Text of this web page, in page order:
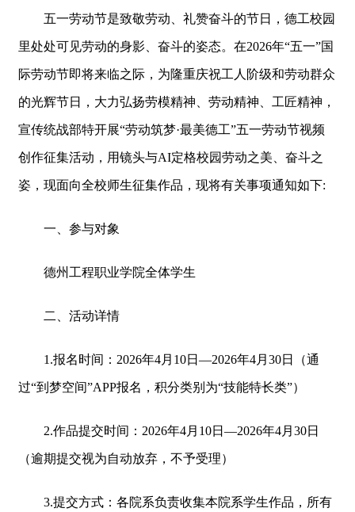
五一劳动节是致敬劳动、礼赞奋斗的节日，德工校园
里处处可见劳动的身影、奋斗的姿态。在2026年“五一”国
际劳动节即将来临之际，为隆重庆祝工人阶级和劳动群众
的光辉节日，大力弘扬劳模精神、劳动精神、工匠精神，
宣传统战部特开展“劳动筑梦·最美德工”五一劳动节视频
创作征集活动，用镜头与AI定格校园劳动之美、奋斗之
姿，现面向全校师生征集作品，现将有关事项通知如下:
一、参与对象
德州工程职业学院全体学生
二、活动详情
1.报名时间：2026年4月10日—2026年4月30日（通
过“到梦空间”APP报名，积分类别为“技能特长类”）
2.作品提交时间：2026年4月10日—2026年4月30日
（逾期提交视为自动放弃，不予受理）
3.提交方式：各院系负责收集本院系学生作品，所有